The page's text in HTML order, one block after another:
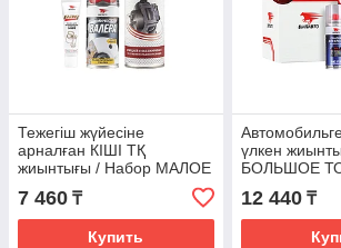
Тежегіш жүйесіне
арналған КІШІ ТҚ
жиынтығы / Набор МАЛОЕ
ТО для тормозной
системы VMPAUTO 8422
7 460 ₸
Купить
үлкен
БОЛЬШОЕ
автомобиля
8424
12 440₸